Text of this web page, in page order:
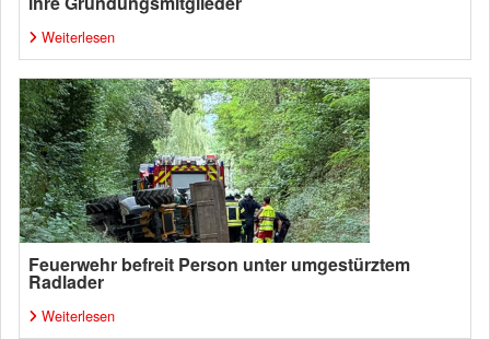
Weiterlesen
Feuerwehr befreit Person unter umgestürztem
Radlader
Weiterlesen